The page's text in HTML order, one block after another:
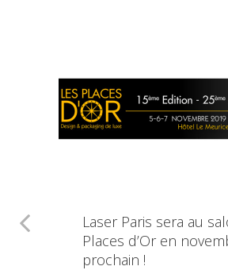
Laser Paris sera au
Places d’Or en
prochain !